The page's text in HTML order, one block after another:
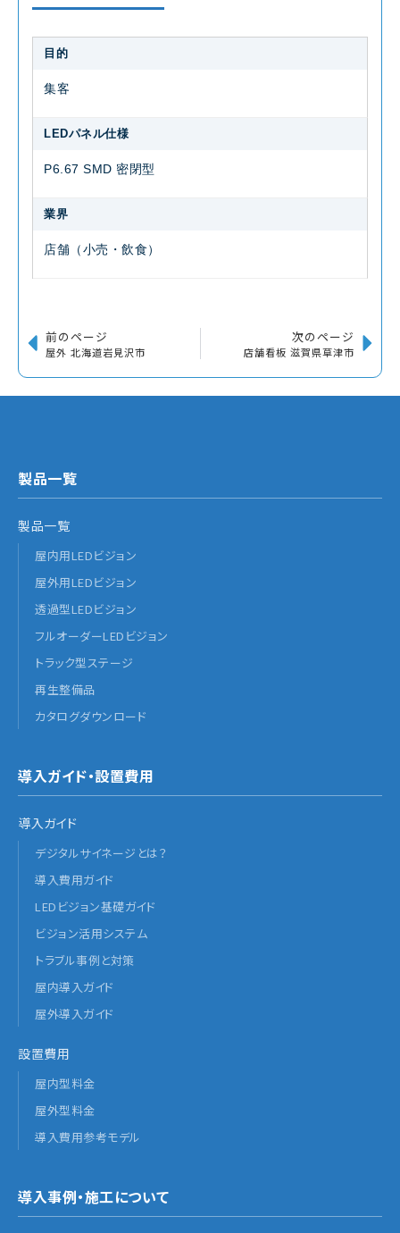
目的
集客
LEDパネル仕様
P6.67 SMD 密閉型
業界
店舗（小売・飲食）
前のページ
屋外 北海道岩見沢市
次のページ
店舗看板 滋賀県草津市
製品一覧
製品一覧
屋内用LEDビジョン
屋外用LEDビジョン
透過型LEDビジョン
フルオーダーLEDビジョン
トラック型ステージ
再生整備品
カタログダウンロード
導入ガイド・設置費用
導入ガイド
デジタルサイネージとは？
導入費用ガイド
LEDビジョン基礎ガイド
ビジョン活用システム
トラブル事例と対策
屋内導入ガイド
屋外導入ガイド
設置費用
屋内型料金
屋外型料金
導入費用参考モデル
導入事例・施工について